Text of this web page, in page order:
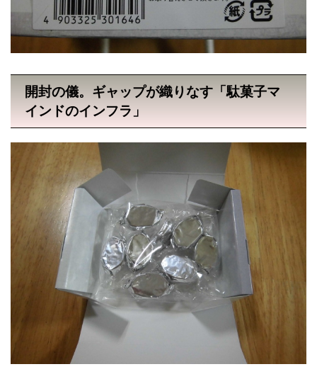
開封の儀。ギャップが織りなす「駄菓子マ
インドのインフラ」